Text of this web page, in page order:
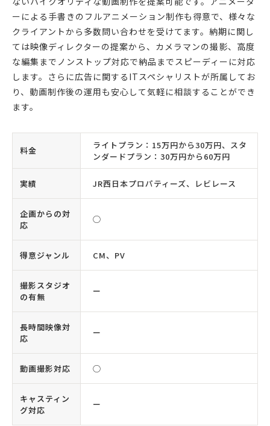
ーによる手書きのフルアニメーション制作も得意で、様々な
クライアントから多数問い合わせを受けてます。納期に関し
ては映像ディレクターの提案から、カメラマンの撮影、高度
な編集までノンストップ対応で納品までスピーディーに対応
します。さらに広告に関するITスペシャリストが所属してお
り、動画制作後の運用も安心して気軽に相談することができ
ます。
料金
ライトプラン：15万円から30万円、スタ
ンダードプラン：30万円から60万円
実績 JR西日本プロパティーズ、レビレース
企画からの対
応
◯
得意ジャンル CM、PV
撮影スタジオ
の有無
ー
長時間映像対
応
ー
動画撮影対応 ◯
キャスティン
グ対応
ー